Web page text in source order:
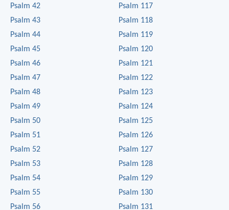
Psalm 42
Psalm 43
Psalm 44
Psalm 45
Psalm 46
Psalm 47
Psalm 48
Psalm 49
Psalm 50
Psalm 51
Psalm 52
Psalm 53
Psalm 54
Psalm 55
Psalm 56
Psalm 117
Psalm 118
Psalm 119
Psalm 120
Psalm 121
Psalm 122
Psalm 123
Psalm 124
Psalm 125
Psalm 126
Psalm 127
Psalm 128
Psalm 129
Psalm 130
Psalm 131